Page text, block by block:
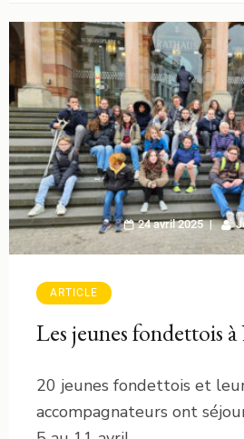
24 avril 2025
ARTICLE
Les jeunes fondettois
20 jeunes fondettois et
accompagnateurs ont